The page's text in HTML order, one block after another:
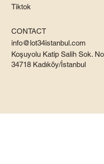
Tiktok
CONTACT
info@lot34istanbul.com
Koşuyolu Katip Salih Sok.
34718 Kadıköy/İstanbul